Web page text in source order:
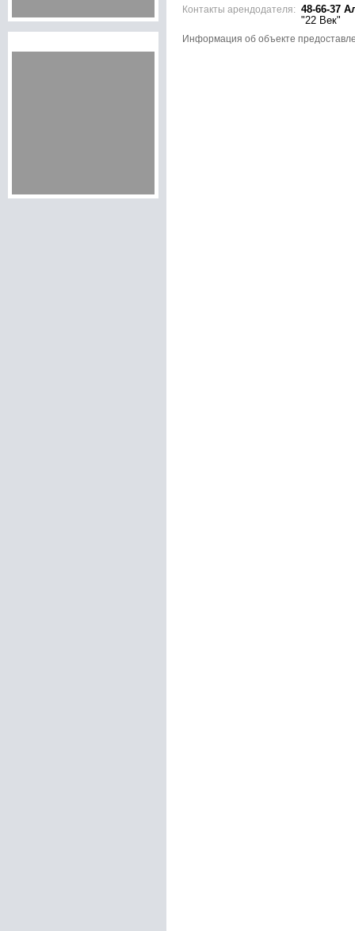
Контакты арендодателя: 48-66-37
"22 Век"
Информация об объекте